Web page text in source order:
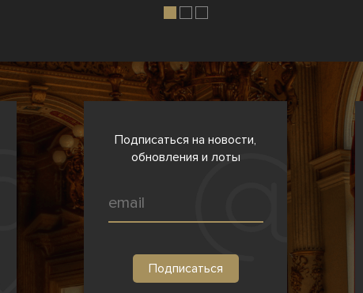
Подписаться на новости,
обновления и лоты